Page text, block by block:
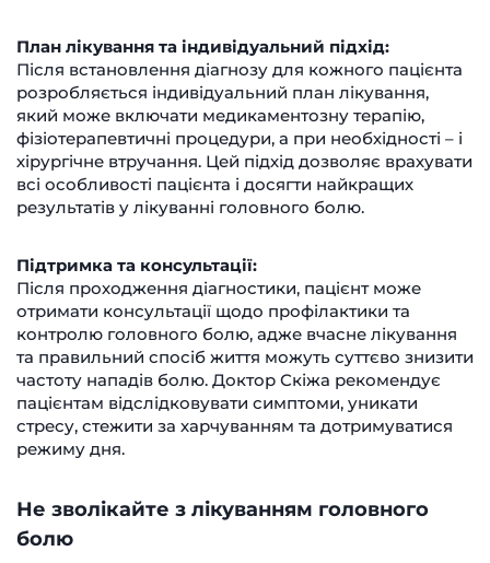
План лікування та індивідуальний підхід:
Після встановлення діагнозу для кожного пацієнта
розробляється індивідуальний план лікування,
який може включати медикаментозну терапію,
фізіотерапевтичні процедури, а при необхідності – і
хірургічне втручання. Цей підхід дозволяє врахувати
всі особливості пацієнта і досягти найкращих
результатів у лікуванні головного болю.
Підтримка та консультації:
Після проходження діагностики, пацієнт може
отримати консультації щодо профілактики та
контролю головного болю, адже вчасне лікування
та правильний спосіб життя можуть суттєво знизити
частоту нападів болю. Доктор Скіжа рекомендує
пацієнтам відслідковувати симптоми, уникати
стресу, стежити за харчуванням та дотримуватися
режиму дня.
Не зволікайте з лікуванням головного
болю